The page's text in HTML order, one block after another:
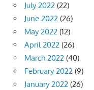
July 2022 (22)
June 2022 (26)
May 2022 (12)
April 2022 (26)
March 2022 (40)
February 2022 (9)
January 2022 (26)